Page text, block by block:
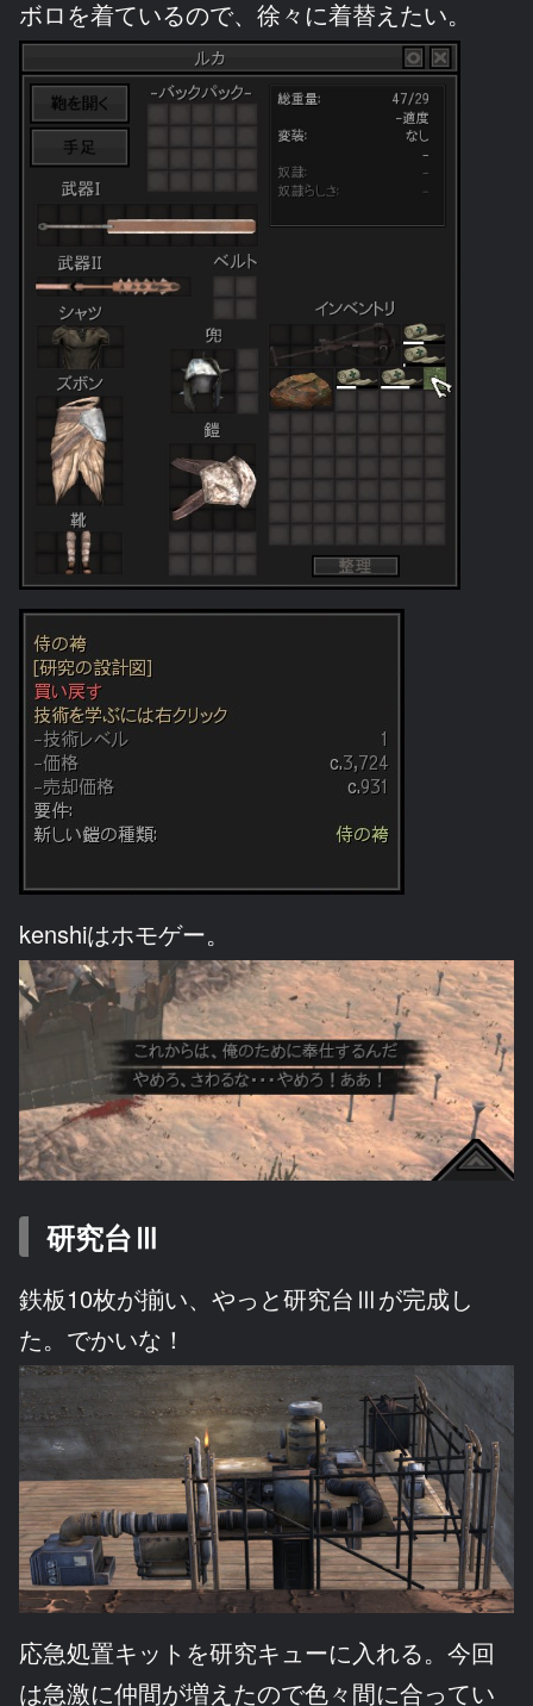
ボロを着ているので、徐々に着替えたい。
kenshiはホモゲー。
研究台Ⅲ
鉄板10枚が揃い、やっと研究台Ⅲが完成し
た。でかいな！
応急処置キットを研究キューに入れる。今回
は急激に仲間が増えたので色々間に合ってい